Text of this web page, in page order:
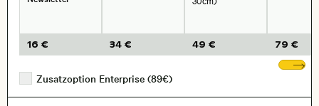
16 € 34 € 49 € 79 €
Zusatzoption Enterprise (89€)